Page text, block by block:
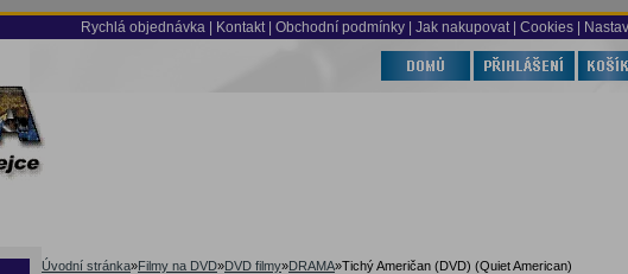
Rychlá objednávka Kontakt Obchodní podmínky Jak nakupovat | Cookies |
Úvodní stránka»Filmy na DVD»DVD filmy»DRAMA»Tichý Američan (DVD) (Quiet American)